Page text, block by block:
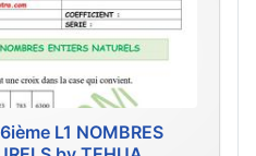
L1 NOMBRES